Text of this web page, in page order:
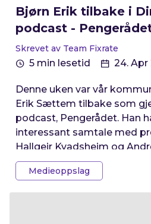
Bjørn Erik tilbake i
podcast -
Skrevet av Team Fixrate
5 min lesetid 24. Apr
Denne uken var vår
Erik Sættem tilbake som
podcast, Pengerådet. Han
interessant samtale med
Hallgeir Kvadsheim og
De var innom følgende
Medieoppslag